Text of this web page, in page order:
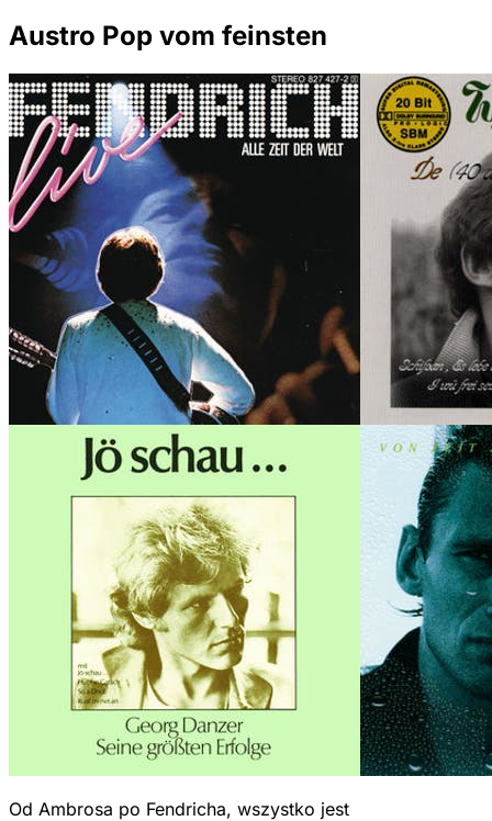
Austro Pop vom feinsten
Od Ambrosa po Fendricha, wszystko jest